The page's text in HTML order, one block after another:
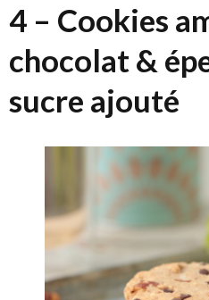
4 – Cookies
chocolat &
sucre ajouté